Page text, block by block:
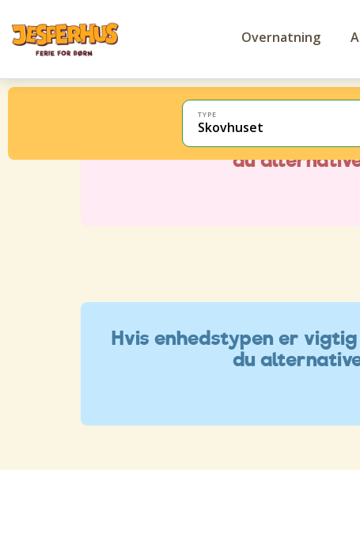
Overnatning
TYPE
Skovhuset
Hvis enhedstypen er
du
Hvis enhedstypen er
du